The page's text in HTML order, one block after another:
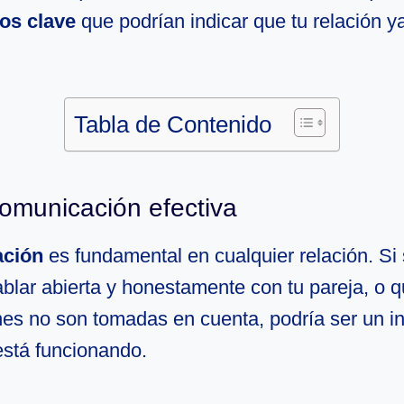
clave que podrían indicar que tu relación
Tabla de Contenido
efectiva
es fundamental en cualquier relación. Si
abierta y honestamente con tu pareja, o
no son tomadas en cuenta, podría ser un
funcionando.